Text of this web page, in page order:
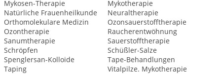
Mykosen-Therapie
Mykotherapie
Natürliche Frauenheilkunde
Neuraltherapie
Orthomolekulare Medizin
Ozonsauerstofftherapie
Ozontherapie
Raucherentwöhnung
Sanumtherapie
Sauerstofftherapie
Schröpfen
Schüßler-Salze
Spenglersan-Kolloide
Tape-Behandlungen
Taping
Vitalpilze. Mykotherapie